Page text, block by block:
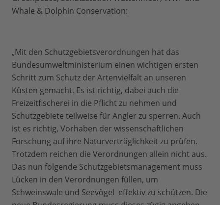
Whale & Dolphin Conservation:
„Mit den Schutzgebietsverordnungen hat das
Bundesumweltministerium einen wichtigen ersten
Schritt zum Schutz der Artenvielfalt an unseren
Küsten gemacht. Es ist richtig, dabei auch die
Freizeitfischerei in die Pflicht zu nehmen und
Schutzgebiete teilweise für Angler zu sperren. Auch
ist es richtig, Vorhaben der wissenschaftlichen
Forschung auf ihre Naturverträglichkeit zu prüfen.
Trotzdem reichen die Verordnungen allein nicht aus.
Das nun folgende Schutzgebietsmanagement muss
Lücken in den Verordnungen füllen, um
Schweinswale und Seevögel effektiv zu schützen. Die